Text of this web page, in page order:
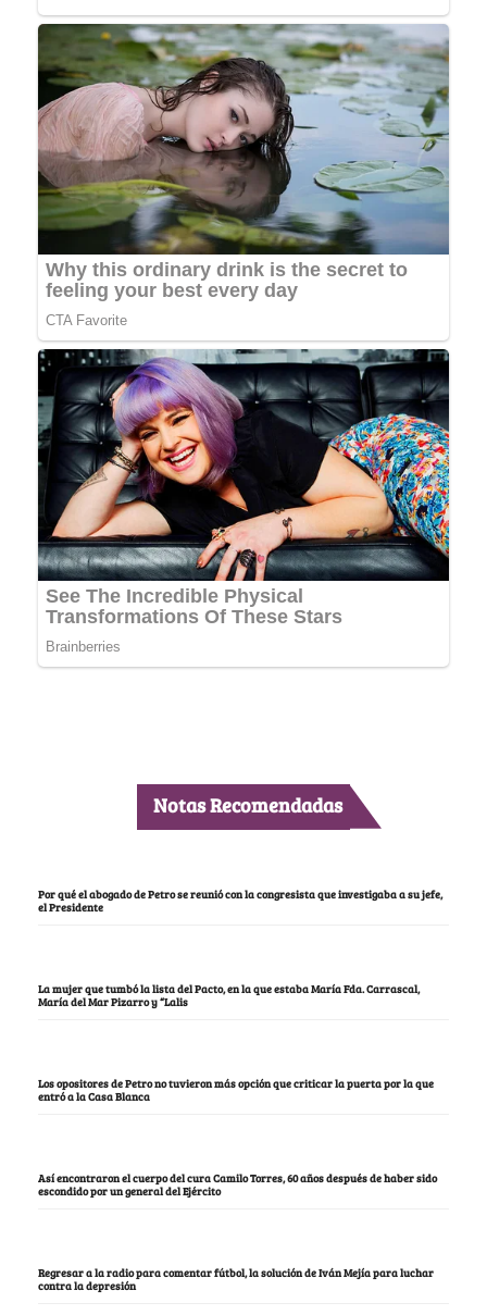
Notas Recomendadas
Por qué el abogado de Petro se reunió con la congresista que investigaba a su jefe,
el Presidente
La mujer que tumbó la lista del Pacto, en la que estaba María Fda. Carrascal,
María del Mar Pizarro y “Lalis
Los opositores de Petro no tuvieron más opción que criticar la puerta por la que
entró a la Casa Blanca
Así encontraron el cuerpo del cura Camilo Torres, 60 años después de haber sido
escondido por un general del Ejército
Regresar a la radio para comentar fútbol, la solución de Iván Mejía para luchar
contra la depresión